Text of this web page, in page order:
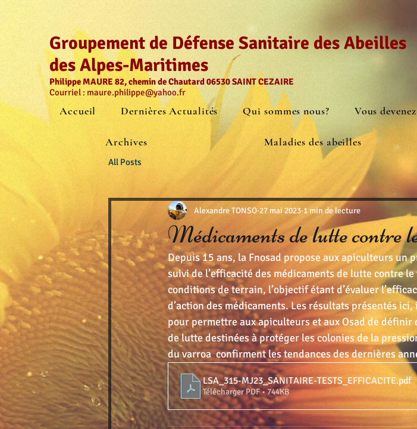
Groupement de Défense Sanitaire des Abeilles
des Alpes-Maritimes
Philippe MAURE 82, chemin de Chautard 06530 SAINT CEZAIRE
Courriel : maure.philippe@yahoo.fr
Accueil Dernières Actualités Qui sommes nous? Vous
Archives Maladies des abeilles
All Posts
Médicaments de lutte contre
Alexandre TONSO 27 mai 2023 1 min de lecture
Depuis 15 ans, la Fnosad propose aux apiculteurs un
suivi de l’efficacité des médicaments de lutte contre
conditions de terrain, l’objectif étant d’évaluer
d’action des médicaments. Les résultats présentés
pour permettre aux apiculteurs et aux Osad de définir
de lutte destinées à protéger les colonies de la
du varroa  confirment les tendances des dernières
LSA_315-MJ23_SANITAIRE-TESTS_EFFICACITE.pdf
Télécharger PDF • 744KB